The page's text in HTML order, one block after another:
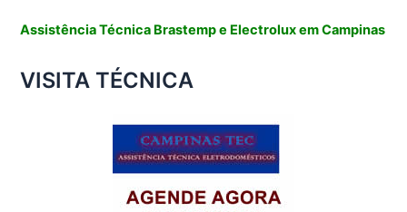
Assistência Técnica Brastemp e Electrolux em Campinas
VISITA TÉCNICA